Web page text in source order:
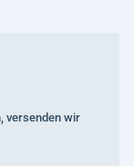
versenden wir